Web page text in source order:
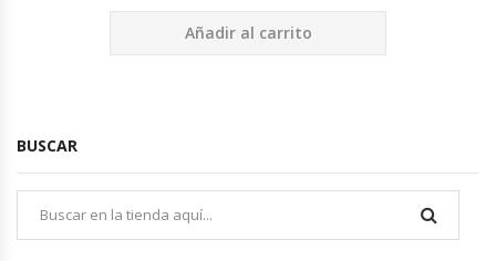
Planchas Churrasqueras
Puntos De Venta
Rallador De Pan
Añadir al carrito
BUSCAR